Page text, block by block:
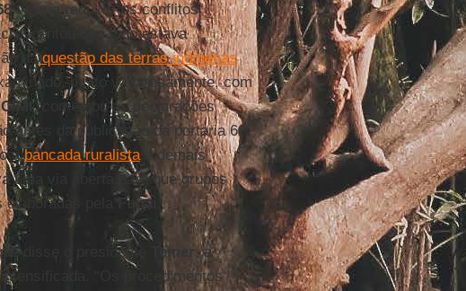
visava reduzir “os conflitos
que tudo estava
daquestão das terras indígenas
muito vagarosamente, com
CIMI, comentou as declarações
antes da publicação da portaria 68
àbancada ruralistae demais
uma via aberta para que grupos
pela
Funai
disse o presidente Temer, a
“Os procedimentos